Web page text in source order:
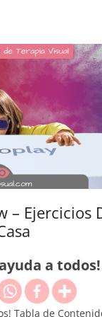
– Ejercicios
a todos!
Tabla de